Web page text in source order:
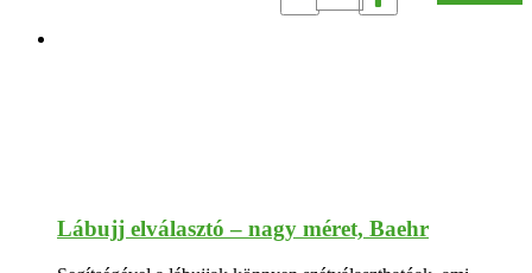
Lábujj elválasztó – nagy méret, Baehr